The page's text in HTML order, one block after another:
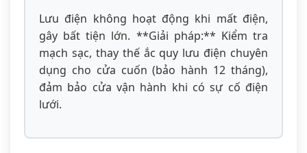
Lưu điện không hoạt động khi mất điện,
gây bất tiện lớn. **Giải pháp:** Kiểm tra
mạch sạc, thay thế ắc quy lưu điện chuyên
dụng cho cửa cuốn (bảo hành 12 tháng),
đảm bảo cửa vận hành khi có sự cố điện
lưới.